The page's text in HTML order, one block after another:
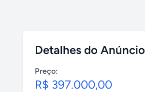
Detalhes do Anúncio
Preço:
R$ 397.000,00